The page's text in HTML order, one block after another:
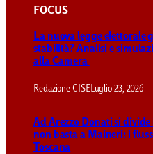
FOCUS
La nuova legge elettorale
stabilità? Analisi e
alla Camera
Redazione CISELuglio 23, 2026
Ad Arezzo Donati si
non basta a Maineri: i
Toscana